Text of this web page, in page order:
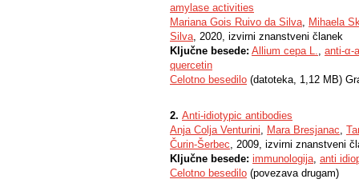
amylase activities
Mariana Gois Ruivo da Silva, Mihaela
Silva, 2020, izvirni znanstveni članek
Ključne besede: Allium cepa L., anti-α-
quercetin
Celotno besedilo (datoteka, 1,12 MB)
2. Anti-idiotypic antibodies
Anja Colja Venturini, Mara Bresjanac,
Čurin-Šerbec, 2009, izvirni znanstveni
Ključne besede: immunologija, anti
Celotno besedilo (povezava drugam)